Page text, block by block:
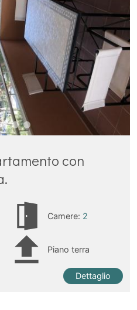
con
Camere: 2
Piano terra
Dettaglio